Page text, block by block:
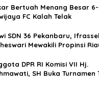
Bertuah Menang Besar
FC Kalah Telak
SDN 36 Pekanbaru,
Mewakili Propinsi
Putri
DPR RI Komisi VII Hj.
SH Buka Turnamen